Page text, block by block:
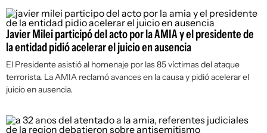
Javier Milei participó del acto por la AMIA y el presidente de
la entidad pidió acelerar el juicio en ausencia
El Presidente asistió al homenaje por las 85 víctimas del ataque
terrorista. La AMIA reclamó avances en la causa y pidió acelerar el
juicio en ausencia.